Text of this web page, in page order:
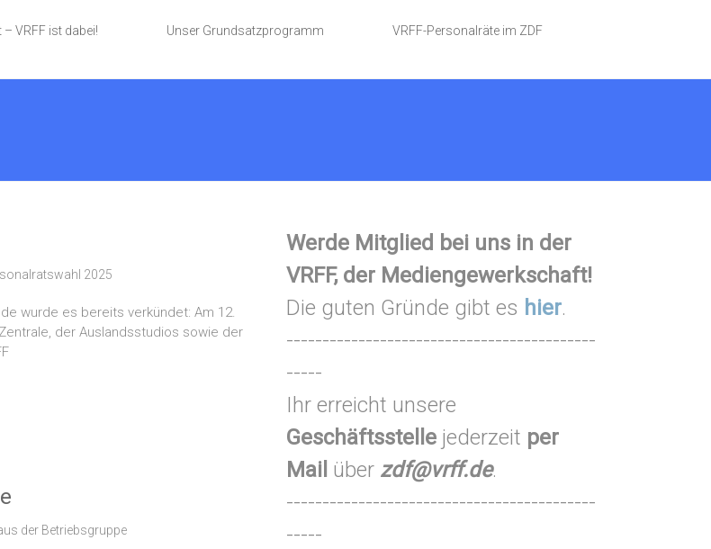
VRFF ist dabei! Unser Grundsatzprogramm VRFF-Personalräte im ZDF
2025
wurde es bereits verkündet: Am 12.
der Auslandsstudios sowie der
der Betriebsgruppe
Werde Mitglied bei uns in der
VRFF, der Mediengewerkschaft!
Die guten Gründe gibt es hier.
-------------------------------------------
-----
Ihr erreicht unsere
Geschäftsstelle jederzeit per
Mail über zdf@vrff.de.
-------------------------------------------
-----